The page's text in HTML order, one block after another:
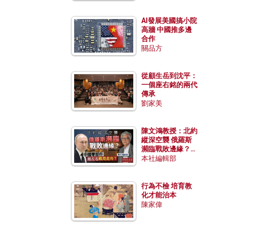
AI發展美國搞小院
高牆 中國推多邊
合作
關品方
從顧生岳到沈平：
一個座右銘的兩代
傳承
劉家美
陳文鴻教授：北約
縱深空襲 俄羅斯
瀕臨戰敗邊緣？中
國零部件能左右戰
本社編輯部
行為不檢 培育教
化才能治本
陳家偉